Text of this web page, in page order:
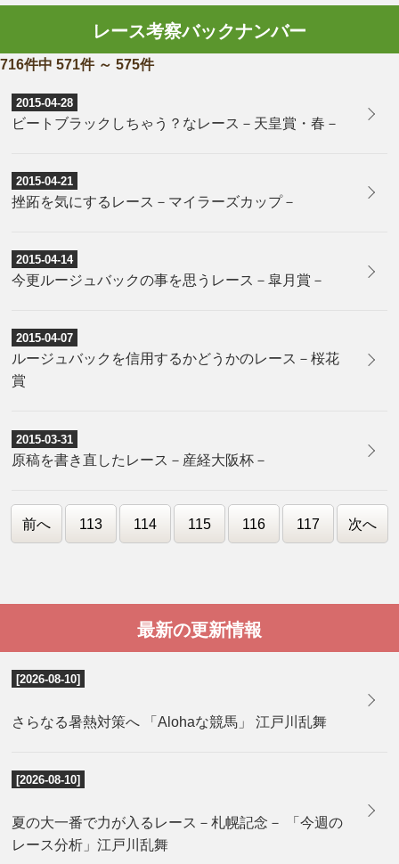
レース考察バックナンバー
716件中 571件 ～ 575件
2015-04-28
ビートブラックしちゃう？なレース－天皇賞・春－
2015-04-21
挫跖を気にするレース－マイラーズカップ－
2015-04-14
今更ルージュバックの事を思うレース－皐月賞－
2015-04-07
ルージュバックを信用するかどうかのレース－桜花
賞
2015-03-31
原稿を書き直したレース－産経大阪杯－
前へ 113 114 115 116 117 次へ
最新の更新情報
[2026-08-10]
さらなる暑熱対策へ 「Alohaな競馬」 江戸川乱舞
[2026-08-10]
夏の大一番で力が入るレース－札幌記念－ 「今週の
レース分析」江戸川乱舞